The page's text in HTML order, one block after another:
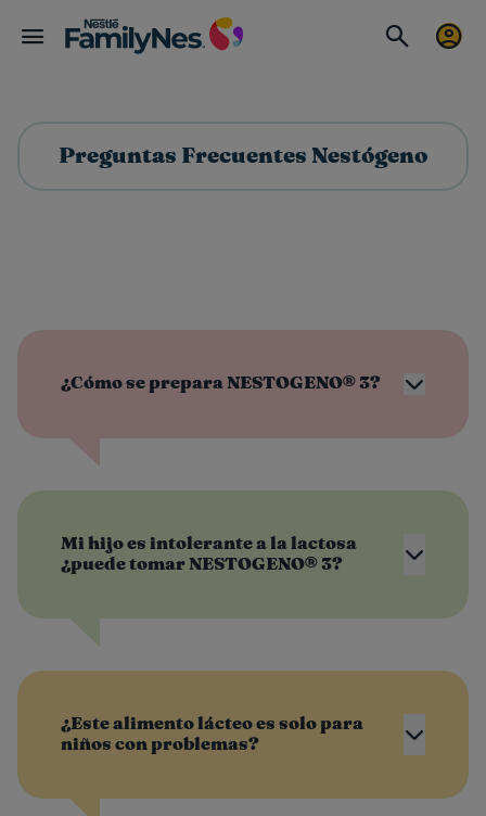
Preguntas Frecuentes Nestógeno
¿Cómo se prepara NESTOGENO® 3?
Mi hijo es intolerante a la lactosa
¿puede tomar NESTOGENO® 3?
¿Este alimento lácteo es solo para
niños con problemas?